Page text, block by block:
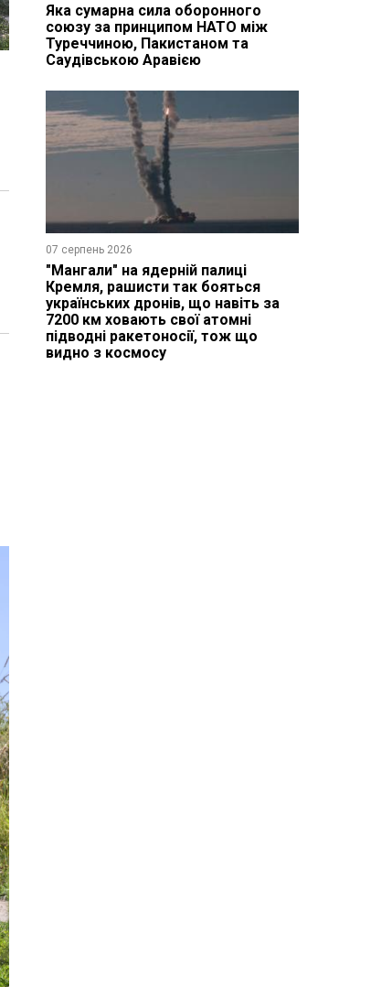
Яка сумарна сила оборонного
союзу за принципом НАТО між
Туреччиною, Пакистаном та
Саудівською Аравією
07 серпень 2026
"Мангали" на ядерній палиці
Кремля, рашисти так бояться
українських дронів, що навіть за
7200 км ховають свої атомні
підводні ракетоносії, тож що
видно з космосу